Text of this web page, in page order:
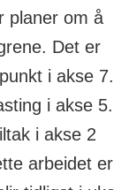
planer om å
Det er
i akse 7.
i akse 5.
i akse 2
arbeidet er